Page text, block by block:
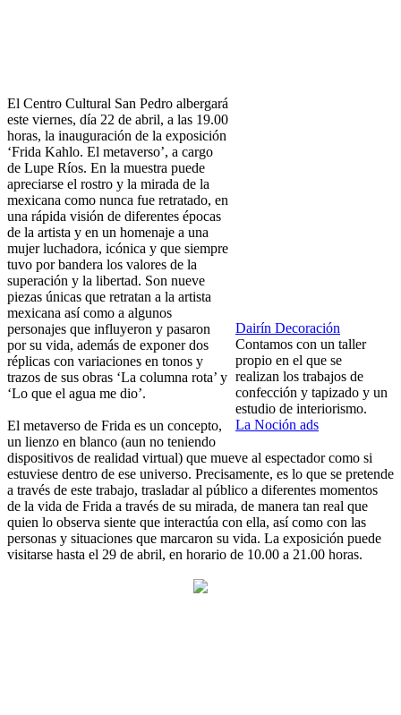
Dairín Decoración
Contamos con un taller
propio en el que se
realizan los trabajos de
confección y tapizado y un
estudio de interiorismo.
La Noción ads
El Centro Cultural San Pedro albergará
este viernes, día 22 de abril, a las 19.00
horas, la inauguración de la exposición
‘Frida Kahlo. El metaverso’, a cargo
de Lupe Ríos. En la muestra puede
apreciarse el rostro y la mirada de la
mexicana como nunca fue retratado, en
una rápida visión de diferentes épocas
de la artista y en un homenaje a una
mujer luchadora, icónica y que siempre
tuvo por bandera los valores de la
superación y la libertad. Son nueve
piezas únicas que retratan a la artista
mexicana así como a algunos
personajes que influyeron y pasaron
por su vida, además de exponer dos
réplicas con variaciones en tonos y
trazos de sus obras ‘La columna rota’ y
‘Lo que el agua me dio’.
El metaverso de Frida es un concepto,
un lienzo en blanco (aun no teniendo
dispositivos de realidad virtual) que mueve al espectador como si
estuviese dentro de ese universo. Precisamente, es lo que se pretende
a través de este trabajo, trasladar al público a diferentes momentos
de la vida de Frida a través de su mirada, de manera tan real que
quien lo observa siente que interactúa con ella, así como con las
personas y situaciones que marcaron su vida. La exposición puede
visitarse hasta el 29 de abril, en horario de 10.00 a 21.00 horas.